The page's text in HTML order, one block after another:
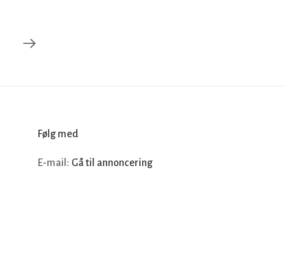
Følg med
E-mail: Gå til annoncering